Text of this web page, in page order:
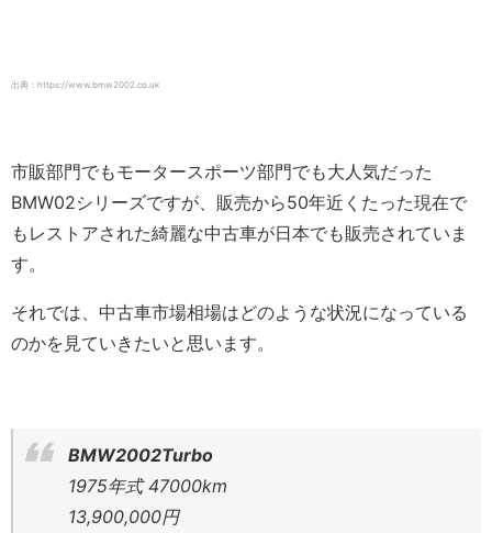
出典：https://www.bmw2002.co.uk
市販部門でもモータースポーツ部門でも大人気だった
BMW02シリーズですが、販売から50年近くたった現在で
もレストアされた綺麗な中古車が日本でも販売されていま
す。
それでは、中古車市場相場はどのような状況になっている
のかを見ていきたいと思います。
BMW2002Turbo
1975年式 47000km
13,900,000円